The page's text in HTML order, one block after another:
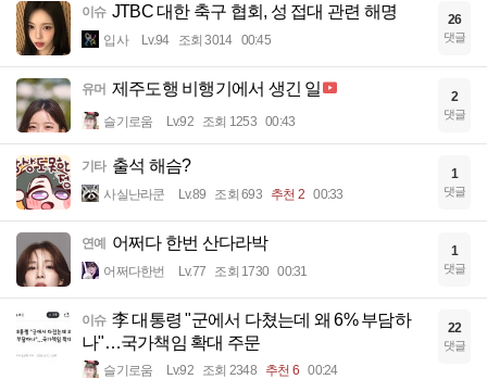
이슈 JTBC 대한 축구 협회, 성 접대 관련 해명
입사 Lv.94 조회 3014 00:45
26
댓글
유머 제주도행 비행기에서 생긴 일
슬기로움 Lv.92 조회 1253 00:43
2
댓글
기타 출석 해슴?
사실난라쿤 Lv.89 조회 693 추천 2 00:33
1
댓글
연예 어쩌다 한번 산다라박
어쩌다한번 Lv.77 조회 1730 00:31
1
댓글
이슈 李 대통령 "군에서 다쳤는데 왜 6% 부담하
나"…국가책임 확대 주문
슬기로움 Lv.92 조회 2348 추천 6 00:24
22
댓글